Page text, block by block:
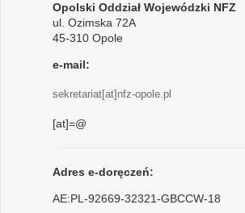
Opolski Oddział Wojewódzki NFZ
ul. Ozimska 72A
45-310 Opole
e-mail:
sekretariat[at]nfz-opole.pl
[at]=@
Adres e-doręczeń:
AE:PL-92669-32321-GBCCW-18